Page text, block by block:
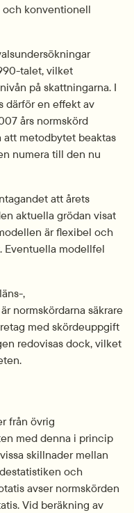
och konventionell
talet, vilket
på skattningarna. I
därför en effekt av
års normskörd
att metodbytet beaktas
numera till den nu
att årets
aktuella grödan visat
är flexibel och
Eventuella modellfel
,
normskördarna säkrare
med skördeuppgift
redovisas dock, vilket
från övrig
med denna i princip
skillnader mellan
och
avser normskörden
Vid beräkning av